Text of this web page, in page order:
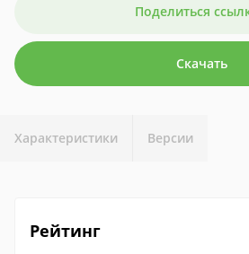
Поделиться
Скачать
Характеристики Версии
Рейтинг